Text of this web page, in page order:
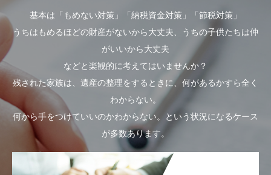
基本は「もめない対策」「納税資金対策」「節税対策」
うちはもめるほどの財産がないから大丈夫、うちの子供たちは仲
がいいから大丈夫
などと楽観的に考えてはいませんか？
残された家族は、遺産の整理をするときに、何があるかすら全く
わからない。
何から手をつけていいのかわからない。という状況になるケース
が多数あります。